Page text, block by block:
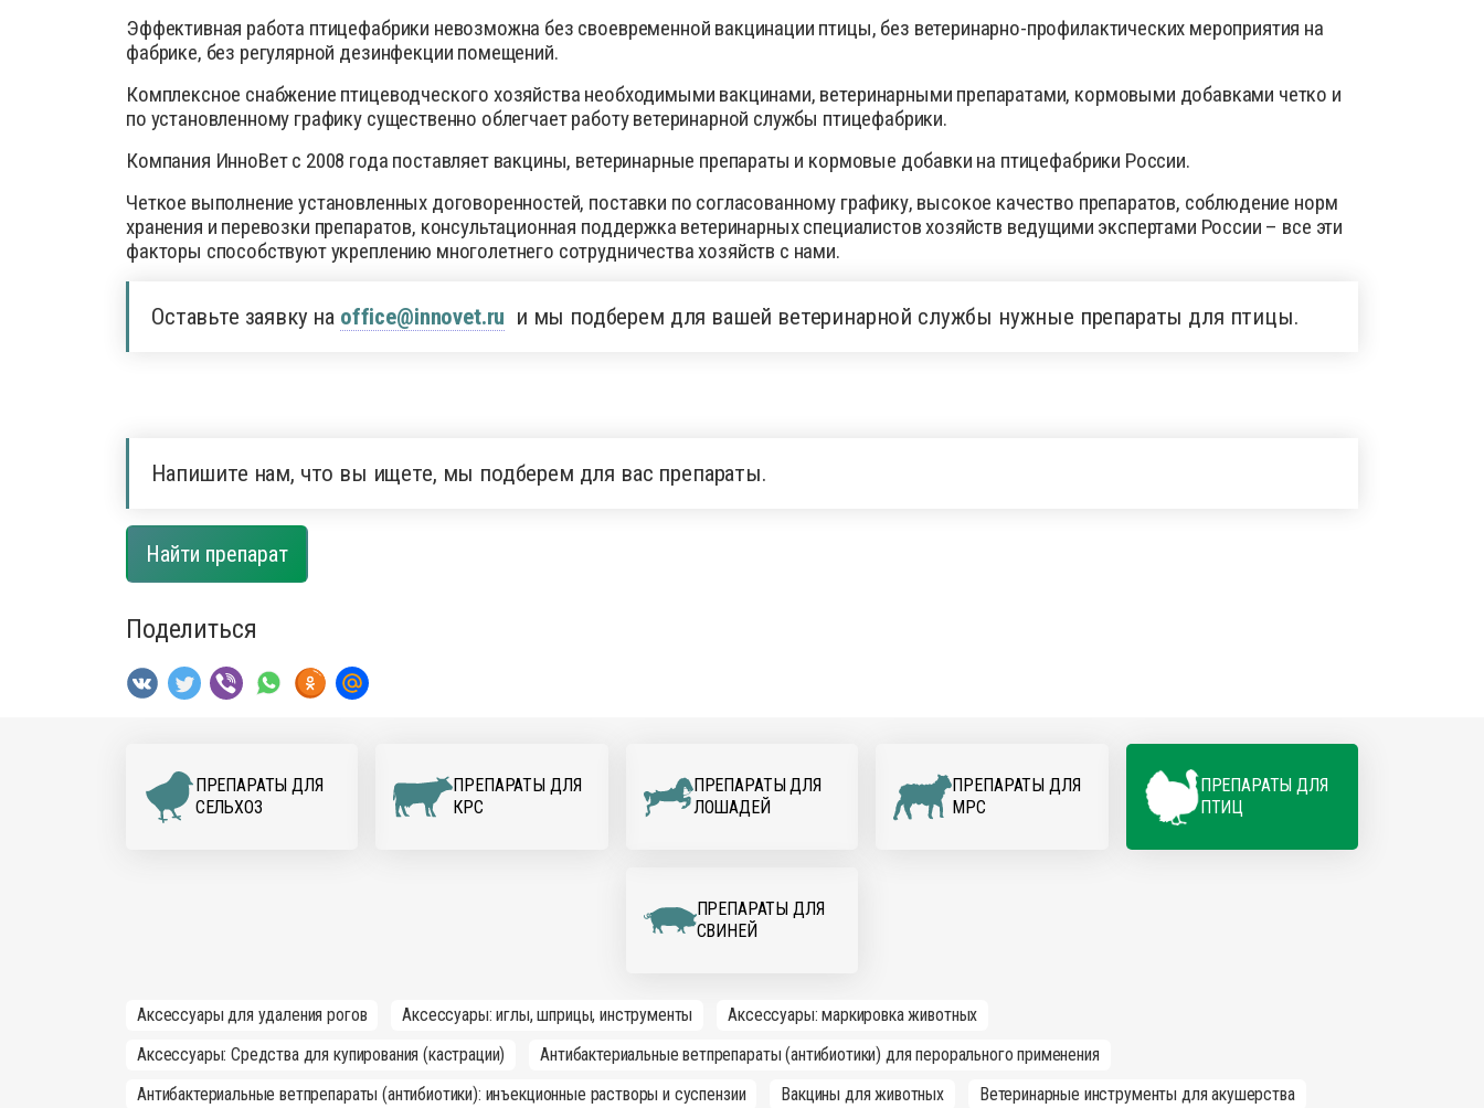
Эффективная работа птицефабрики невозможна без своевременной вакцинации птицы, без ветеринарно-профилактических мероприятия на
фабрике, без регулярной дезинфекции помещений.
Комплексное снабжение птицеводческого хозяйства необходимыми вакцинами, ветеринарными препаратами, кормовыми добавками четко и
по установленному графику существенно облегчает работу ветеринарной службы птицефабрики.
Компания ИнноВет с 2008 года поставляет вакцины, ветеринарные препараты и кормовые добавки на птицефабрики России.
Четкое выполнение установленных договоренностей, поставки по согласованному графику, высокое качество препаратов, соблюдение норм
хранения и перевозки препаратов, консультационная поддержка ветеринарных специалистов хозяйств ведущими экспертами России – все эти
факторы способствуют укреплению многолетнего сотрудничества хозяйств с нами.
Оставьте заявку на office@innovet.ru и мы подберем для вашей ветеринарной службы нужные препараты для птицы.
Напишите нам, что вы ищете, мы подберем для вас препараты.
Найти препарат
Поделиться
ПРЕПАРАТЫ ДЛЯ
CЕЛЬХОЗ
ПРЕПАРАТЫ ДЛЯ
КРС
ПРЕПАРАТЫ ДЛЯ
ЛОШАДЕЙ
ПРЕПАРАТЫ ДЛЯ
МРС
ПРЕПАРАТЫ ДЛЯ
ПТИЦ
ПРЕПАРАТЫ ДЛЯ
СВИНЕЙ
Аксессуары для удаления рогов Аксессуары: иглы, шприцы, инструменты
Аксессуары: маркировка животных
Аксессуары: Средства для купирования (кастрации)
Антибактериальные ветпрепараты (антибиотики) для перорального применения
Антибактериальные ветпрепараты (антибиотики): инъекционные растворы и суспензии
Вакцины для животных Ветеринарные инструменты для акушерства